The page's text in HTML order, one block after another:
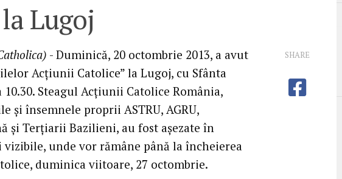
Lugoj
- Duminică, 20 octombrie 2013, a avut
Acţiunii Catolice” la Lugoj, cu Sfânta
Steagul Acţiunii Catolice România,
şi însemnele proprii ASTRU, AGRU,
şi Terţiarii Bazilieni, au fost aşezate în
unde vor rămâne până la încheierea
duminica viitoare, 27 octombrie.
SHARE